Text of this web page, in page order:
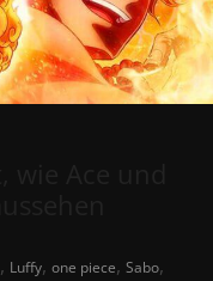
, Luffy, one piece, Sabo,